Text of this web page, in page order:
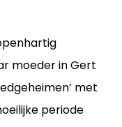
moeder in Gert
met
periode